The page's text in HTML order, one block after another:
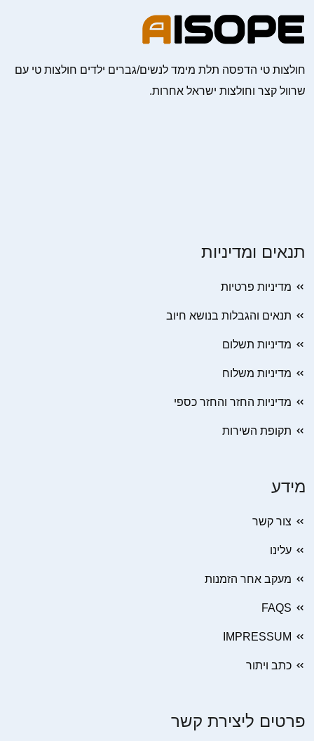
חולצות טי הדפסה תלת מימד לנשים/גברים ילדים חולצות טי עם
שרוול קצר וחולצות ישראל אחרות.
תנאים ומדיניות
מדיניות פרטיות
תנאים והגבלות בנושא חיוב
מדיניות תשלום
מדיניות משלוח
מדיניות החזר והחזר כספי
תקופת השירות
מידע
צור קשר
עלינו
מעקב אחר הזמנות
FAQS
IMPRESSUM
כתב ויתור
פרטים ליצירת קשר